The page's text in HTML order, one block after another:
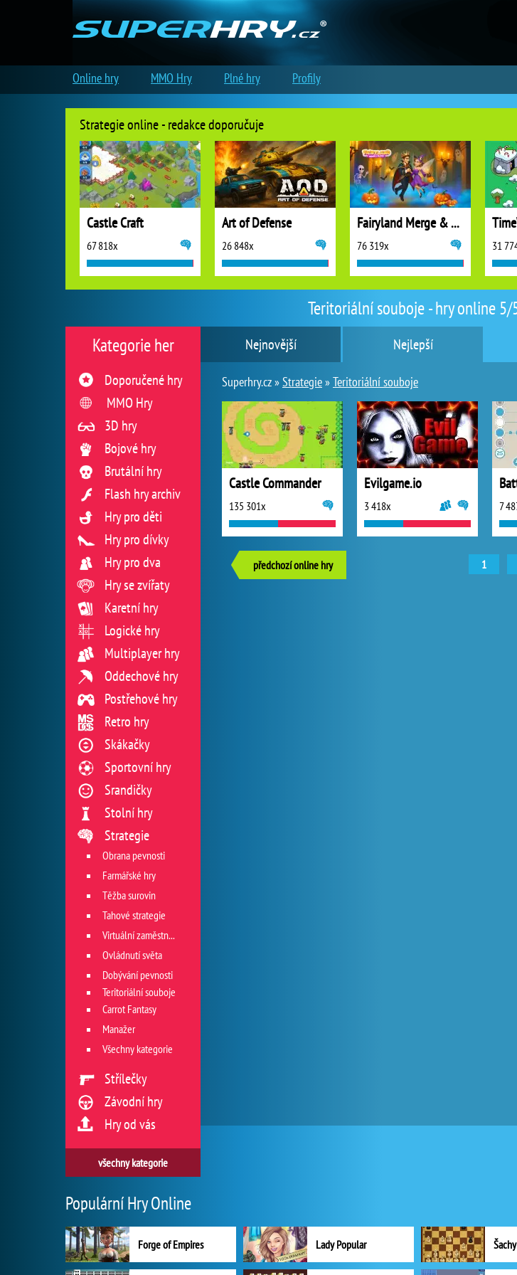
Teritoriální souboje - hry online 5/
Nejnovější Nejlepší
Superhry.cz »Strategie»Teritoriální souboje
Castle Commander
135 301x
Evilgame.io
3 418x 7
předchozí online hry 1
Kategorie her
Doporučené hry
MMO Hry
3D hry
Bojové hry
Brutální hry
Flash hry archiv
Hry pro děti
Hry pro dívky
Hry pro dva
Hry se zvířaty
Karetní hry
Logické hry
Multiplayer hry
Oddechové hry
Postřehové hry
Retro hry
Skákačky
Sportovní hry
Srandičky
Stolní hry
Strategie
Obrana pevnosti
Farmářské hry
Těžba surovin
Tahové strategie
Virtuální zaměstnání
Ovládnutí světa
Dobývání pevnosti
Teritoriální souboje
Carrot Fantasy
Manažer
Všechny kategorie
Střílečky
Závodní hry
Hry od vás
všechny kategorie
Strategie online - redakce doporučuje
Castle Craft
67 818x
Art of Defense
26 848x
Fairyland Merge & Magic
76 319x 31
Populární Hry Online
Forge of Empires Lady Popular
Online hry MMO Hry Plné hry Profily